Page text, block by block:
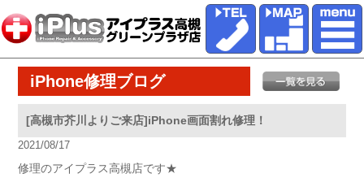
iPhone修理ブログ
[高槻市芥川よりご来店]iPhone画面割れ修理！
2021/08/17
修理のアイプラス高槻店です★